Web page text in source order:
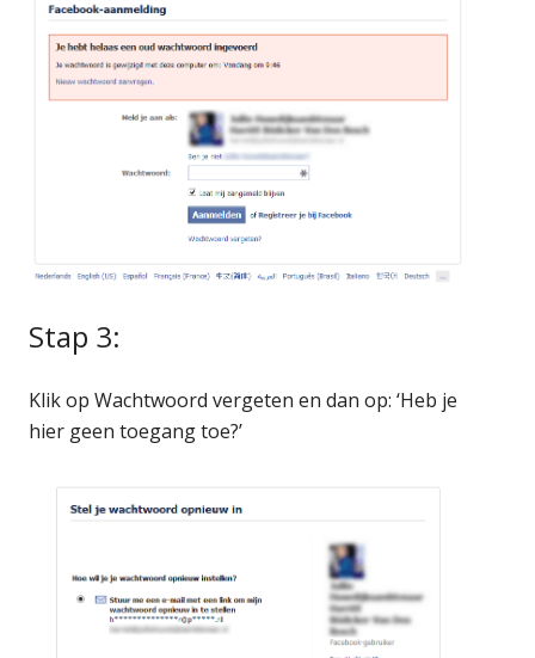
Stap 3:
Klik op Wachtwoord vergeten en dan op: ‘Heb je
hier geen toegang toe?’